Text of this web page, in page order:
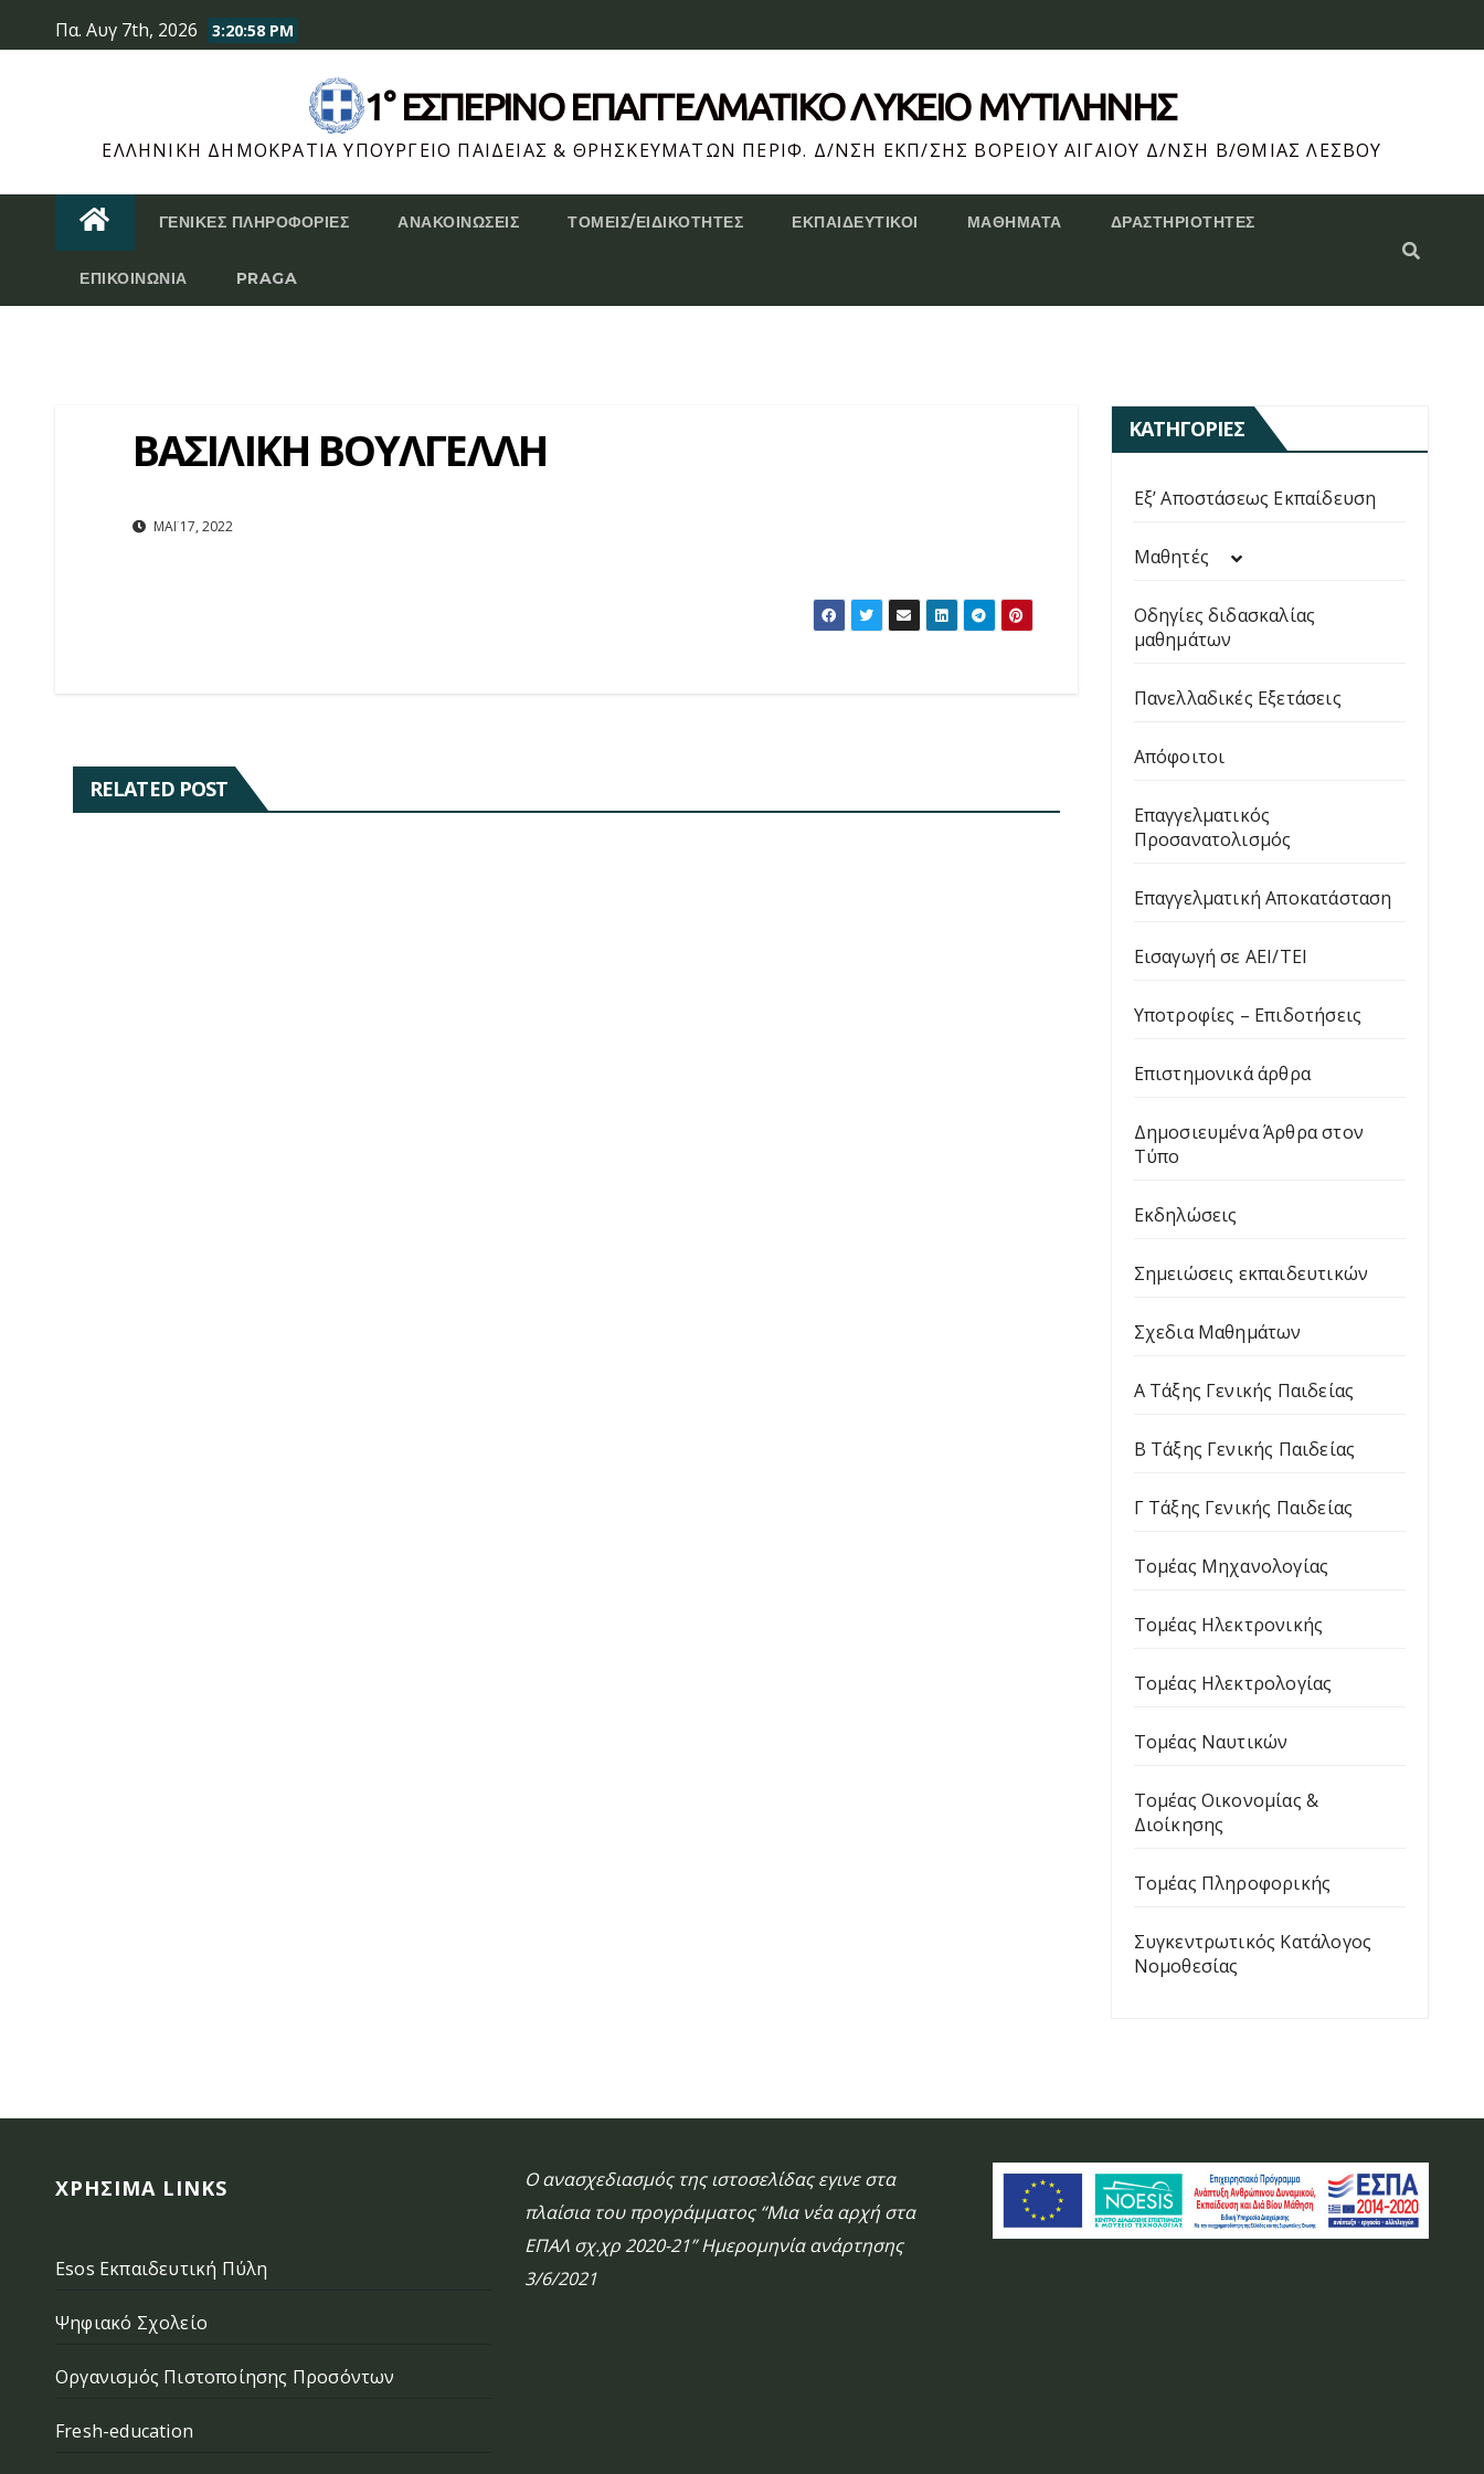
to
Πα. Αυγ 7th, 2026 3:20:58 PM
1° ΕΣΠΕΡΙΝΌ ΕΠΆΓΓΕΛΜΑΤΙΚΟ ΛΥΚΕΙΟ ΜΥΤΙΛΗΝΗΣ
ΕΛΛΗΝΙΚΉ ΔΗΜΟΚΡΑΤΊΑ ΥΠΟΥΡΓΕΊΟ ΠΑΙΔΕΙΑΣ & ΘΡΗΣΚΕΥΜΑΤΩΝ ΠΕΡΙΦ. Δ/ΝΣΗ ΕΚΠ/ΣΗΣ ΒΟΡΕΙΟΥ ΑΙΓΑΙΟΥ Δ/ΝΣΗ Β/ΘΜΙΑΣ ΛΕΣΒΟΥ
ΓΕΝΙΚΈΣ ΠΛΗΡΟΦΟΡΊΕΣ ΑΝΑΚΟΙΝΏΣΕΙΣ ΤΟΜΕΊΣ/ΕΙΔΙΚΌΤΗΤΕΣ ΕΚΠΑΙΔΕΥΤΙΚΟΊ ΜΑΘΗΜΑΤΑ ΔΡΑΣΤΗΡΙΌΤΗΤΕΣ
ΕΠΙΚΟΙΝΩΝΊΑ PRAGA
ΒΑΣΙΛΙΚΗ ΒΟΥΛΓΕΛΛΗ
ΜΆΙ 17, 2022
RELATED POST
ΚΑΤΗΓΟΡΊΕΣ
Εξ’ Αποστάσεως Εκπαίδευση
Μαθητές
Οδηγίες διδασκαλίας
μαθημάτων
Πανελλαδικές Εξετάσεις
Απόφοιτοι
Επαγγελματικός
Προσανατολισμός
Επαγγελματική Αποκατάσταση
Εισαγωγή σε ΑΕΙ/ΤΕΙ
Υποτροφίες – Επιδοτήσεις
Επιστημονικά άρθρα
Δημοσιευμένα Άρθρα στον
Τύπο
Εκδηλώσεις
Σημειώσεις εκπαιδευτικών
Σχεδια Μαθημάτων
Α Τάξης Γενικής Παιδείας
Β Τάξης Γενικής Παιδείας
Γ Τάξης Γενικής Παιδείας
Τομέας Μηχανολογίας
Τομέας Ηλεκτρονικής
Τομέας Ηλεκτρολογίας
Τομέας Ναυτικών
Τομέας Οικονομίας &
Διοίκησης
Τομέας Πληροφορικής
Συγκεντρωτικός Κατάλογος
Νομοθεσίας
ΧΡΉΣΙΜΑ LINKS
Esos Εκπαιδευτική Πύλη
Ψηφιακό Σχολείο
Οργανισμός Πιστοποίησης Προσόντων
Fresh-education
Ο ανασχεδιασμός της ιστοσελίδας εγινε στα
πλαίσια του προγράμματος “Μια νέα αρχή στα
ΕΠΑΛ σχ.χρ 2020-21” Ημερομηνία ανάρτησης
3/6/2021